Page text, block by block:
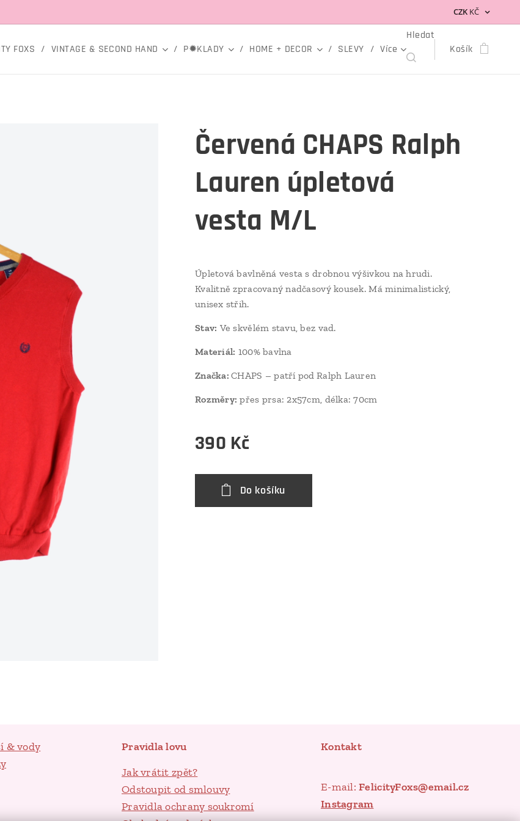
CZK KČ
FOXS VINTAGE & SECOND HAND P✹KLADY HOME + DECOR SLEVY Více
Hledat
Košík
Červená CHAPS Ralph
Lauren úpletová
vesta M/L
Úpletová bavlněná vesta s drobnou výšivkou na hrudi.
Kvalitně zpracovaný nadčasový kousek. Má minimalistický,
unisex střih.
Stav: Ve skvělém stavu, bez vad.
Materiál: 100% bavlna
Značka:CHAPS – patří pod Ralph Lauren
Rozměry: přes prsa: 2x57cm, délka: 70cm
390 Kč
Do košíku
& vody
Pravidla lovu
Jak vrátit zpět?
Odstoupit od smlouvy
Pravidla ochrany soukromí
Kontakt
E-mail:FelicityFoxs@email.cz
Instagram